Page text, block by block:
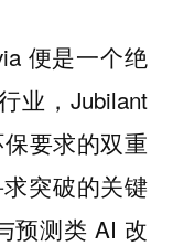
便是一个绝
业，Jubilant
要求的双重
突破的关键
预测类 AI 改